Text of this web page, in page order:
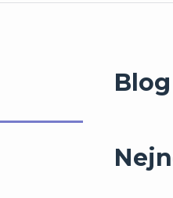
Blog